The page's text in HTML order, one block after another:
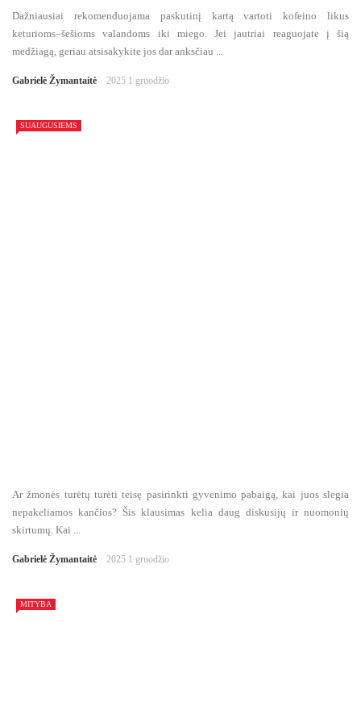
Dažniausiai rekomenduojama paskutinį kartą vartoti kofeino likus
keturioms–šešioms valandoms iki miego. Jei jautriai reaguojate į šią
medžiagą, geriau atsisakykite jos dar anksčiau ...
Gabrielė Žymantaitė 2025 1 gruodžio
SUAUGUSIEMS
Ar žmonės turėtų turėti teisę pasirinkti gyvenimo pabaigą, kai juos slegia
nepakeliamos kančios? Šis klausimas kelia daug diskusijų ir nuomonių
skirtumų. Kai ...
Gabrielė Žymantaitė 2025 1 gruodžio
MITYBA